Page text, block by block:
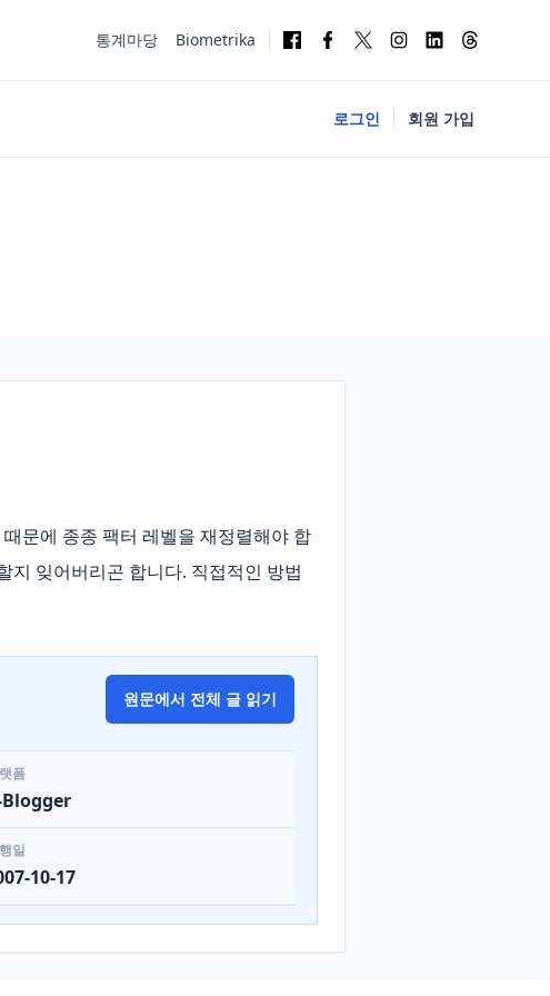
통계마당 Biometrika
로그인 회원 가입
문에 종종 팩터 레벨을 재정렬해야 합
지 잊어버리곤 합니다. 직접적인 방법
원문에서 전체 글 읽기
폼
Blogger
일
10-17